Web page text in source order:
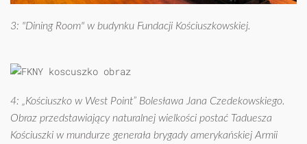
3: "Dining Room" w budynku Fundacji Kościuszkowskiej.
4: „Kościuszko w West Point” Bolesława Jana Czedekowskiego.
Obraz przedstawiający naturalnej wielkości postać Taduesza
Kościuszki w mundurze generała brygady amerykańskiej Armii